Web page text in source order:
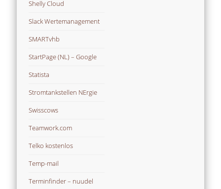
Shelly Cloud
Slack Wertemanagement
SMARTvhb
StartPage (NL) – Google
Statista
Stromtankstellen NErgie
Swisscows
Teamwork.com
Telko kostenlos
Temp-mail
Terminfinder – nuudel